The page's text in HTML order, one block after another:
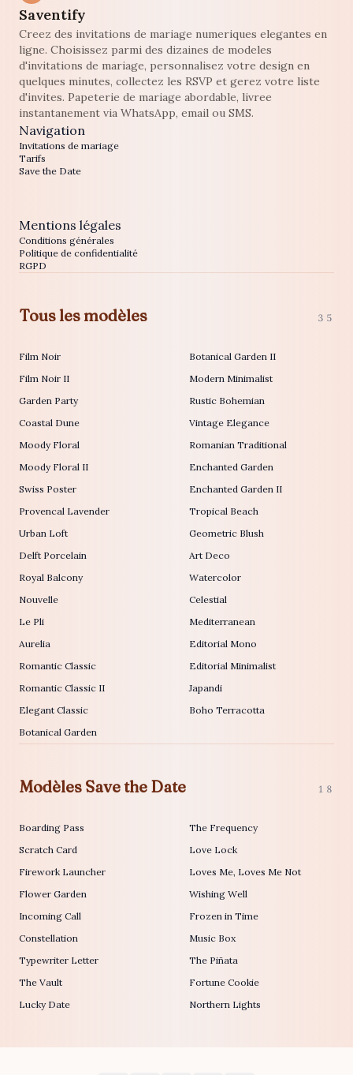
Saventify
Creez des invitations de mariage numeriques elegantes en
ligne. Choisissez parmi des dizaines de modeles
d'invitations de mariage, personnalisez votre design en
quelques minutes, collectez les RSVP et gerez votre liste
d'invites. Papeterie de mariage abordable, livree
instantanement via WhatsApp, email ou SMS.
Navigation
Invitations de mariage
Tarifs
Save the Date
Mentions légales
Conditions générales
Politique de confidentialité
RGPD
Tous les modèles 35
Film Noir
Film Noir II
Garden Party
Coastal Dune
Moody Floral
Moody Floral II
Swiss Poster
Provencal Lavender
Urban Loft
Delft Porcelain
Royal Balcony
Nouvelle
Le Pli
Aurelia
Romantic Classic
Romantic Classic II
Elegant Classic
Botanical Garden
Botanical Garden II
Modern Minimalist
Rustic Bohemian
Vintage Elegance
Romanian Traditional
Enchanted Garden
Enchanted Garden II
Tropical Beach
Geometric Blush
Art Deco
Watercolor
Celestial
Mediterranean
Editorial Mono
Editorial Minimalist
Japandi
Boho Terracotta
Modèles Save the Date 18
Boarding Pass
Scratch Card
Firework Launcher
Flower Garden
Incoming Call
Constellation
Typewriter Letter
The Vault
Lucky Date
The Frequency
Love Lock
Loves Me, Loves Me Not
Wishing Well
Frozen in Time
Music Box
The Piñata
Fortune Cookie
Northern Lights